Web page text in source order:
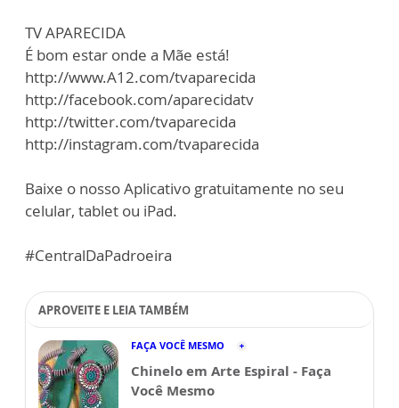
TV APARECIDA
É bom estar onde a Mãe está!
http://www.A12.com/tvaparecida
http://facebook.com/aparecidatv
http://twitter.com/tvaparecida
http://instagram.com/tvaparecida
Baixe o nosso Aplicativo gratuitamente no seu
celular, tablet ou iPad.
#CentralDaPadroeira
APROVEITE E LEIA TAMBÉM
FAÇA VOCÊ MESMO
Chinelo em Arte Espiral - Faça
Você Mesmo